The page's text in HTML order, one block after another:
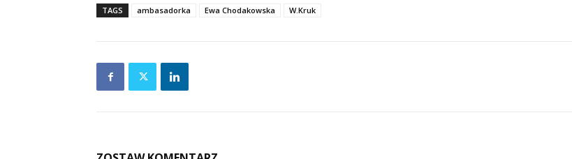
TAGS ambasadorka Ewa Chodakowska W.Kruk